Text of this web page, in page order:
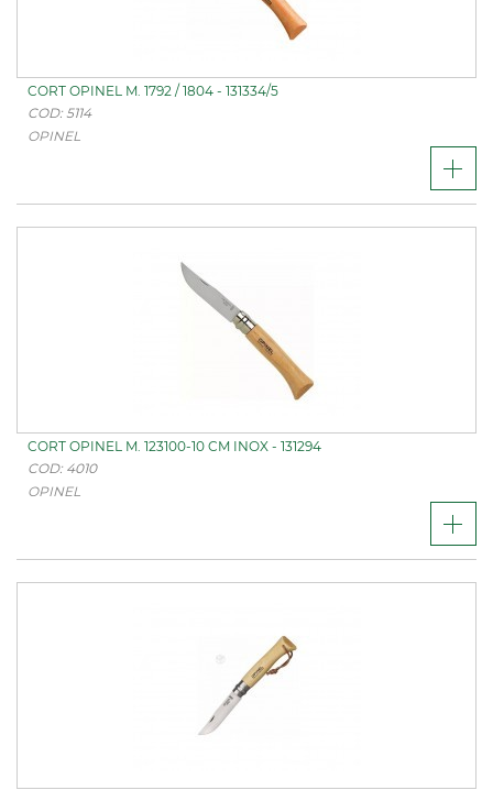
CORT OPINEL M. 1792 / 1804 - 131334/5
COD: 5114
OPINEL
CORT OPINEL M. 123100-10 CM INOX - 131294
COD: 4010
OPINEL